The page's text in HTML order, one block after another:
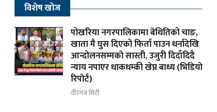
विशेष खोज
पोखरिया नगरपालिकामा बेथितिको चाङ,
खाता मै घुस दिएको फिर्ता पाउन धर्नादेखि
आन्दोलनसम्मकाे सास्ती, उजुरी दिदाँदिदै
न्याय नपाएर धाकधम्की खेप्न बाध्य (भिडियाे
रिपाेर्ट)
वीरगंज सिटी